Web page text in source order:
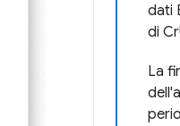
dati
di
La